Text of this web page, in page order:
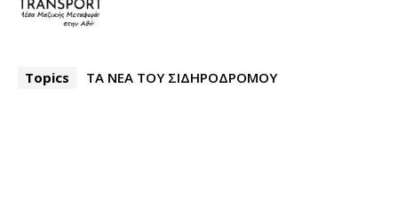
Topics ΤΑ ΝΕΑ ΤΟΥ ΣΙΔΗΡΟΔΡΟΜΟΥ